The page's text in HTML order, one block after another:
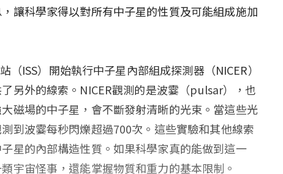
讓科學家得以對所有中子星的性質及可能組成施加
（ISS）開始執行中子星內部組成探測器（NICER）
另外的線索。NICER觀測的是波霎（pulsar），也
磁場的中子星，會不斷發射清晰的光束。當這些光
到波霎每秒閃爍超過700次。這些實驗和其他線索
星的內部構造性質。如果科學家真的能做到這一
宇宙怪事，還能掌握物質和重力的基本限制。